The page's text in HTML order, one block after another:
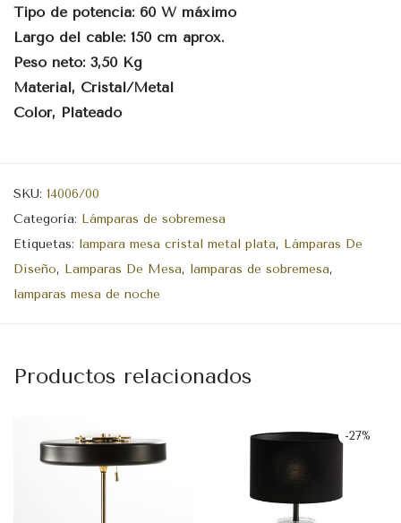
Tipo de potencia: 60 W máximo
Largo del cable: 150 cm aprox.
Peso neto: 3,50 Kg
Material, Cristal/Metal
Color, Plateado
SKU: 14006/00
Categoría: Lámparas de sobremesa
Etiquetas: lampara mesa cristal metal plata, Lámparas De
Diseño, Lamparas De Mesa, lamparas de sobremesa,
lamparas mesa de noche
Productos relacionados
-27%